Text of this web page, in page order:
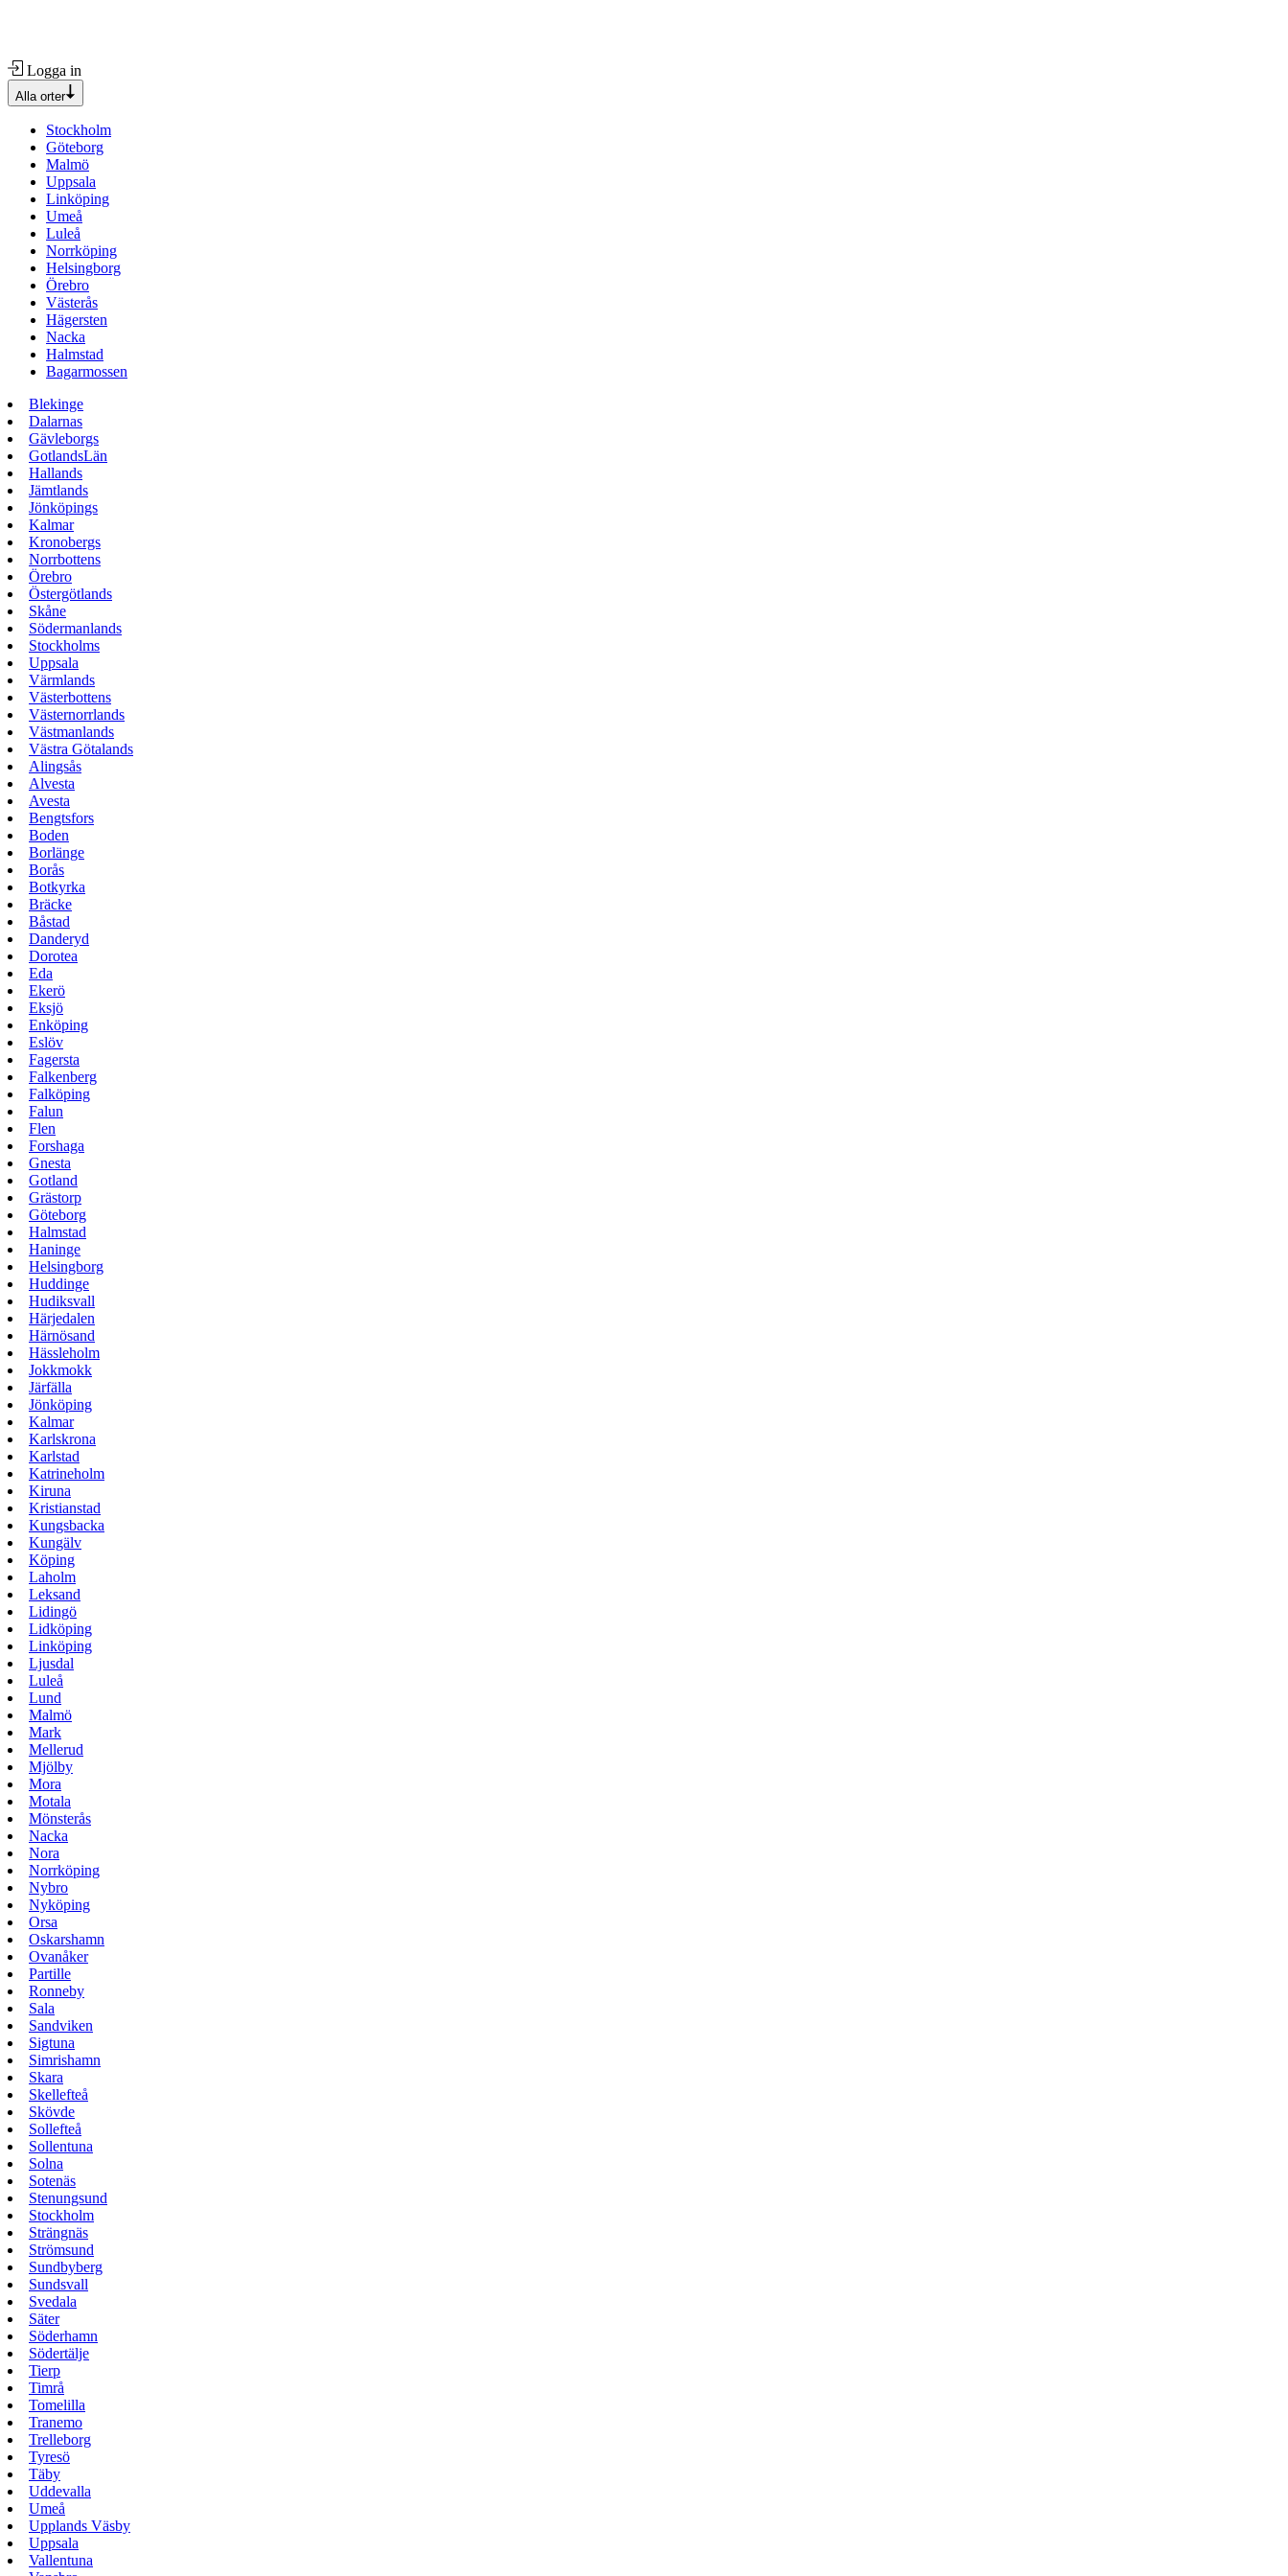
Logga in
Alla orter
Stockholm
Göteborg
Malmö
Uppsala
Linköping
Umeå
Luleå
Norrköping
Helsingborg
Örebro
Västerås
Hägersten
Nacka
Halmstad
Bagarmossen
Blekinge
Dalarnas
Gävleborgs
GotlandsLän
Hallands
Jämtlands
Jönköpings
Kalmar
Kronobergs
Norrbottens
Örebro
Östergötlands
Skåne
Södermanlands
Stockholms
Uppsala
Värmlands
Västerbottens
Västernorrlands
Västmanlands
Västra Götalands
Alingsås
Alvesta
Avesta
Bengtsfors
Boden
Borlänge
Borås
Botkyrka
Bräcke
Båstad
Danderyd
Dorotea
Eda
Ekerö
Eksjö
Enköping
Eslöv
Fagersta
Falkenberg
Falköping
Falun
Flen
Forshaga
Gnesta
Gotland
Grästorp
Göteborg
Halmstad
Haninge
Helsingborg
Huddinge
Hudiksvall
Härjedalen
Härnösand
Hässleholm
Jokkmokk
Järfälla
Jönköping
Kalmar
Karlskrona
Karlstad
Katrineholm
Kiruna
Kristianstad
Kungsbacka
Kungälv
Köping
Laholm
Leksand
Lidingö
Lidköping
Linköping
Ljusdal
Luleå
Lund
Malmö
Mark
Mellerud
Mjölby
Mora
Motala
Mönsterås
Nacka
Nora
Norrköping
Nybro
Nyköping
Orsa
Oskarshamn
Ovanåker
Partille
Ronneby
Sala
Sandviken
Sigtuna
Simrishamn
Skara
Skellefteå
Skövde
Sollefteå
Sollentuna
Solna
Sotenäs
Stenungsund
Stockholm
Strängnäs
Strömsund
Sundbyberg
Sundsvall
Svedala
Säter
Söderhamn
Södertälje
Tierp
Timrå
Tomelilla
Tranemo
Trelleborg
Tyresö
Täby
Uddevalla
Umeå
Upplands Väsby
Uppsala
Vallentuna